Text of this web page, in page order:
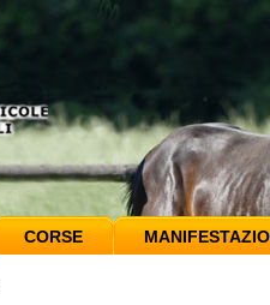
CORSE